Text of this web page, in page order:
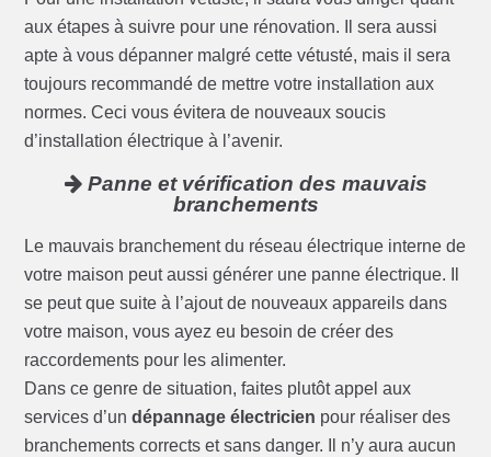
aux étapes à suivre pour une rénovation. Il sera aussi
apte à vous dépanner malgré cette vétusté, mais il sera
toujours recommandé de mettre votre installation aux
normes. Ceci vous évitera de nouveaux soucis
d’installation électrique à l’avenir.
Panne et vérification des mauvais
branchements
Le mauvais branchement du réseau électrique interne de
votre maison peut aussi générer une panne électrique. Il
se peut que suite à l’ajout de nouveaux appareils dans
votre maison, vous ayez eu besoin de créer des
raccordements pour les alimenter.
Dans ce genre de situation, faites plutôt appel aux
services d’undépannage électricien pour réaliser des
branchements corrects et sans danger. Il n’y aura aucun